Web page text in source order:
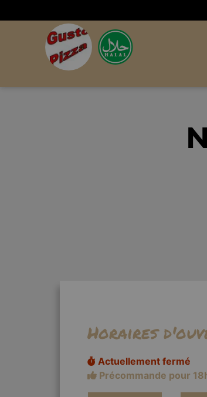
Horaires
Actuellement fermé
Précommande pour